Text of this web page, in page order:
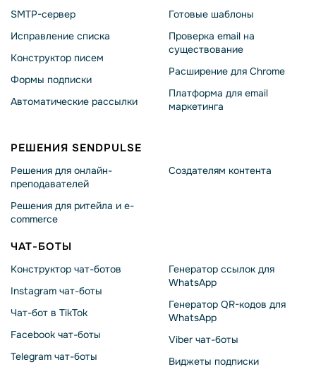
SMTP-сервер
Исправление списка
Конструктор писем
Формы подписки
Автоматические рассылки
Готовые шаблоны
Проверка email на
существование
Расширение для Chrome
Платформа для email
маркетинга
РЕШЕНИЯ SENDPULSE
Решения для онлайн-
преподавателей
Решения для ритейла и e-
commerce
Создателям контента
ЧАТ-БОТЫ
Конструктор чат-ботов
Instagram чат-боты
Чат-бот в TikTok
Facebook чат-боты
Telegram чат-боты
Генератор ссылок для
WhatsApp
Генератор QR-кодов для
WhatsApp
Viber чат-боты
Виджеты подписки